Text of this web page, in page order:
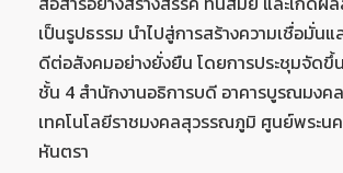
เป็นรูปธรรม นำไปสู่การสร้างความเชื่อมั่
ดีต่อสังคมอย่างยั่งยืน โดยการประชุมจัดขึ้
ชั้น 4 สำนักงานอธิการบดี อาคารบูรณมงค
เทคโนโลยีราชมงคลสุวรรณภูมิ ศูนย์พระน
หันตรา